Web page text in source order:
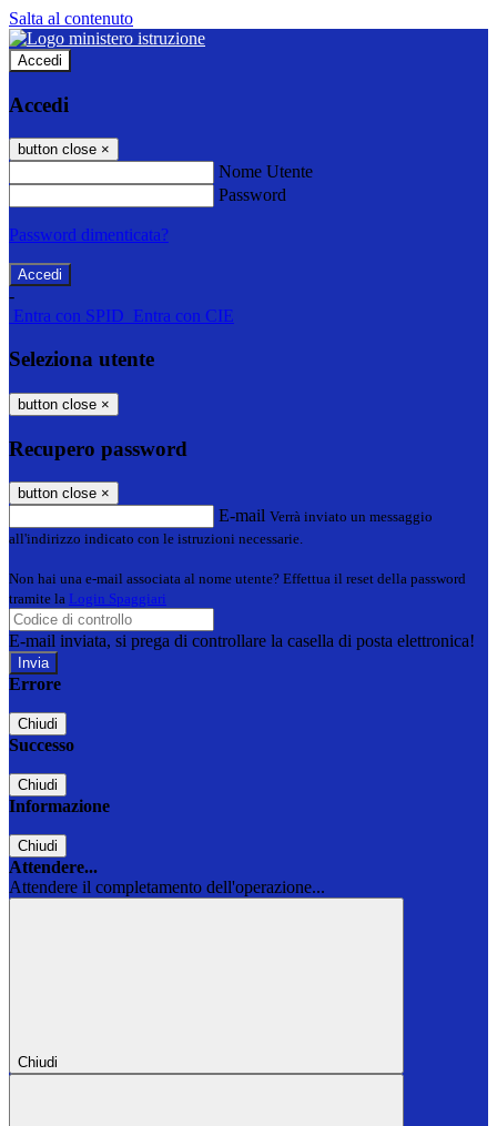
Salta al contenuto
Accedi
Accedi
button close ×
Nome Utente
Password
Password dimenticata?
-
Entra con SPID Entra con CIE
Seleziona utente
button close ×
Recupero password
button close ×
E-mail Verrà inviato un messaggio
all'indirizzo indicato con le istruzioni necessarie.
Non hai una e-mail associata al nome utente? Effettua il reset della password
tramite la Login Spaggiari
E-mail inviata, si prega di controllare la casella di posta elettronica!
Errore
Chiudi
Successo
Chiudi
Informazione
Chiudi
Attendere...
Attendere il completamento dell'operazione...
Chiudi